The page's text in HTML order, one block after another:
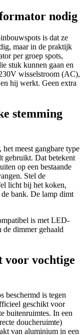
nodig
is dat ze
maar in de praktijk
per groep spots,
stuk kunnen gaan en
wisselstroom (AC),
hij werkt. Geen extra
stemming
meest gangbare type
gebruikt. Dat betekent
op een bestaande
Stel de
licht bij het koken,
bank. De lamp dimt
is met LED-
dimmer gehaald
voor vochtige
beschermd is tegen
geschikt voor
buitenruimtes. In een
doucheruimte)
van aluminium in een